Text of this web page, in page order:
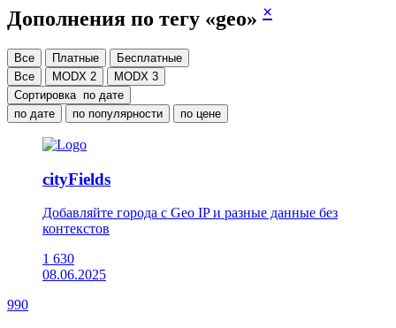
Дополнения по тегу «geo» ×
Все Платные
Бесплатные
Все
MODX 2
MODX 3
Сортировка по дате
по дате
по популярности по цене
cityFields
Добавляйте города с Geo IP и разные данные без
контекстов
1 630
08.06.2025
990